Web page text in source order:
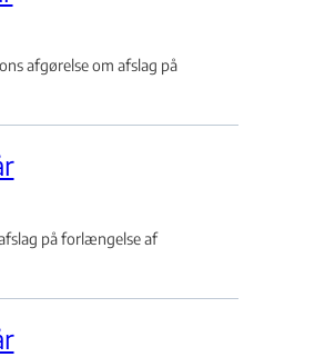
afgørelse om afslag på
på forlængelse af